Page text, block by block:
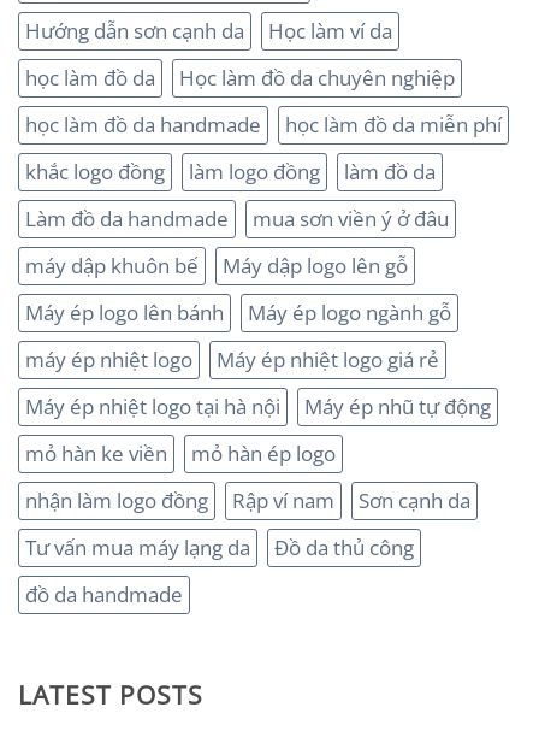
Hướng dẫn sơn cạnh da
Học làm ví da
học làm đồ da
Học làm đồ da chuyên nghiệp
học làm đồ da handmade
học làm đồ da miễn phí
khắc logo đồng
làm logo đồng
làm đồ da
Làm đồ da handmade
mua sơn viền ý ở đâu
máy dập khuôn bế
Máy dập logo lên gỗ
Máy ép logo lên bánh
Máy ép logo ngành gỗ
máy ép nhiệt logo
Máy ép nhiệt logo giá rẻ
Máy ép nhiệt logo tại hà nội
Máy ép nhũ tự động
mỏ hàn ke viền
mỏ hàn ép logo
nhận làm logo đồng
Rập ví nam
Sơn cạnh da
Tư vấn mua máy lạng da
Đồ da thủ công
đồ da handmade
LATEST POSTS